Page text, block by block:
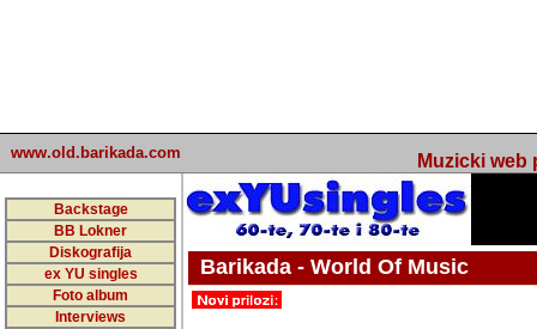
www.old.barikada.com Muzicki web
Backstage
BB Lokner
Diskografija
ex YU singles
Foto album
Interviews
Barikada - World Of Music